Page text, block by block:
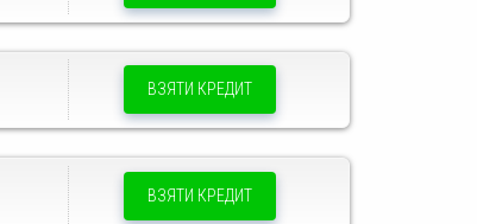
ВЗЯТИ КРЕДИТ
ВЗЯТИ КРЕДИТ